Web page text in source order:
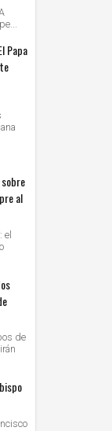
Papa
al
el
de